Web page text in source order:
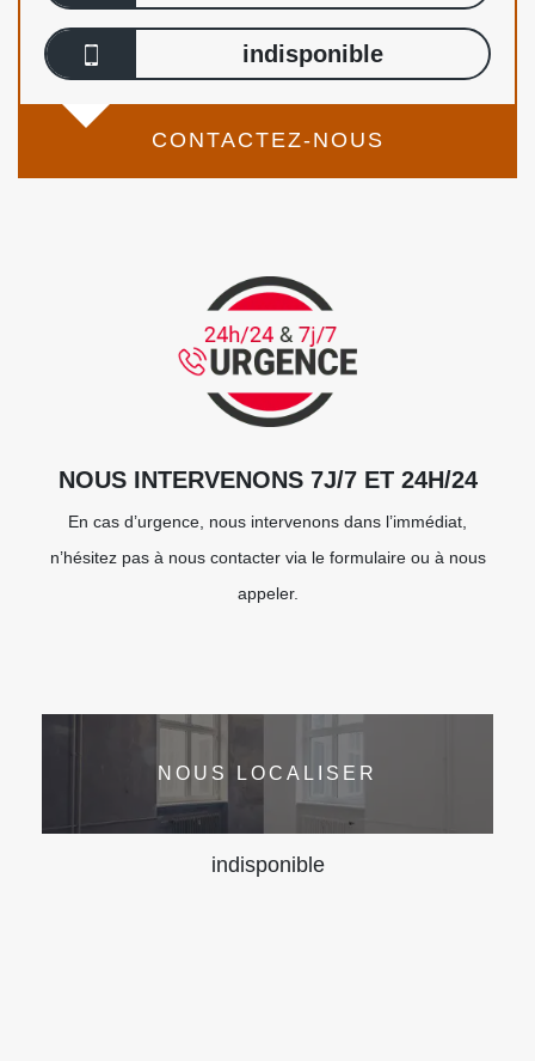
indisponible
CONTACTEZ-NOUS
NOUS INTERVENONS 7J/7 ET 24H/24
En cas d’urgence, nous intervenons dans l’immédiat,
n’hésitez pas à nous contacter via le formulaire ou à nous
appeler.
NOUS LOCALISER
indisponible